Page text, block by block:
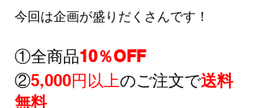
今回は企画が盛りだくさんです！
①全商品10％OFF
②5,000円以上のご注文で送料
無料